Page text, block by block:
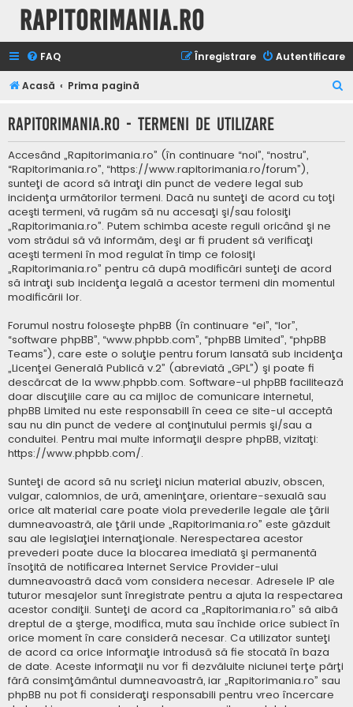
Rapitorimania.ro
FAQ Autentificare
Înregistrare
Acasă Prima pagină
t
Rapitorimania.ro - Termeni de utilizare
Accesând „Rapitorimania.ro” (în continuare “noi”, “nostru”,
“Rapitorimania.ro”, “https://www.rapitorimania.ro/forum”),
sunteţi de acord să intraţi din punct de vedere legal sub
incidenţa următorilor termeni. Dacă nu sunteţi de acord cu toţi
aceşti termeni, vă rugăm să nu accesaţi şi/sau folosiţi
„Rapitorimania.ro”. Putem schimba aceste reguli oricând şi ne
vom strădui să vă informăm, deşi ar fi prudent să verificaţi
aceşti termeni în mod regulat în timp ce folosiţi
„Rapitorimania.ro” pentru că după modificări sunteţi de acord
să intraţi sub incidenţa legală a acestor termeni din momentul
modificării lor.
Forumul nostru foloseşte phpBB (în continuare “ei”, “lor”,
“software phpBB”, “www.phpbb.com”, “phpBB Limited”, “phpBB
Teams”), care este o soluţie pentru forum lansată sub incidenţa
„Licenţei Generală Publică v.2” (abreviată „GPL”) şi poate fi
descărcat de la www.phpbb.com. Software-ul phpBB facilitează
doar discuţiile care au ca mijloc de comunicare internetul,
phpBB Limited nu este responsabill în ceea ce site-ul acceptă
sau nu din punct de vedere al conţinutului permis şi/sau a
conduitei. Pentru mai multe informaţii despre phpBB, vizitaţi:
https://www.phpbb.com/.
Sunteţi de acord să nu scrieţi niciun material abuziv, obscen,
vulgar, calomnios, de ură, ameninţare, orientare-sexuală sau
orice alt material care poate viola prevederile legale ale ţării
dumneavoastră, ale ţării unde „Rapitorimania.ro” este găzduit
sau ale legislaţiei internaţionale. Nerespectarea acestor
prevederi poate duce la blocarea imediată şi permanentă
însoţită de notificarea Internet Service Provider-ului
dumneavoastră dacă vom considera necesar. Adresele IP ale
tuturor mesajelor sunt înregistrate pentru a ajuta la respectarea
acestor condiţii. Sunteţi de acord ca „Rapitorimania.ro” să aibă
dreptul de a şterge, modifica, muta sau închide orice subiect în
orice moment în care consideră necesar. Ca utilizator sunteţi
de acord ca orice informaţie introdusă să fie stocată în baza
de date. Aceste informaţii nu vor fi dezvăluite niciunei terţe părţi
fără consimţământul dumneavoastră, iar „Rapitorimania.ro” sau
phpBB nu pot fi consideraţi responsabili pentru vreo încercare